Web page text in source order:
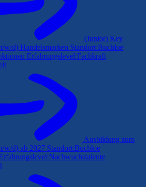
(Junior) Key
w/d) Handelsmarken Standort:Buchloe
Erfahrungslevel:Fachkraft
Ausbildung zum
w/d) ab 2027 Standort:Buchloe
Nachwuchstalente